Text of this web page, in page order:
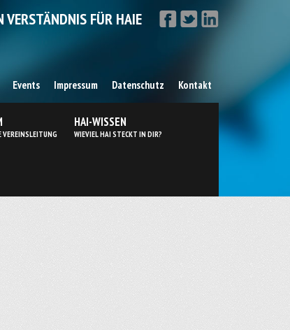
Events Impressum Datenschutz Kontakt
VEREINSLEITUNG
HAI-WISSEN
WIEVIEL HAI STECKT IN DIR?
VERSTÄNDNIS FÜR HAIE